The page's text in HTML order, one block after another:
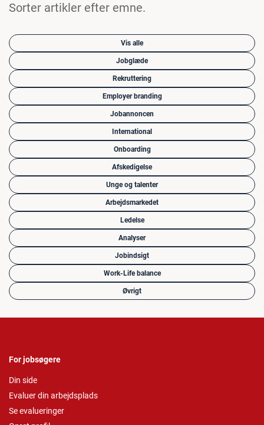
Sorter artikler efter emne.
Vis alle
Jobglæde
Rekruttering
Employer branding
Jobannoncen
International
Onboarding
Afskedigelse
Unge og talenter
Arbejdsmarkedet
Ledelse
Analyser
Jobindsigt
Work-Life balance
Øvrigt
For jobsøgere
Din side
Evaluer din arbejdsplads
Se evalueringer